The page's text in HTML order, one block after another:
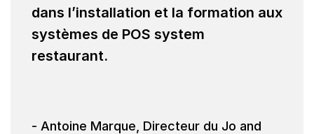
dans l’installation et la formation aux
systèmes de POS system
restaurant.
- Antoine Marque, Directeur du Jo and